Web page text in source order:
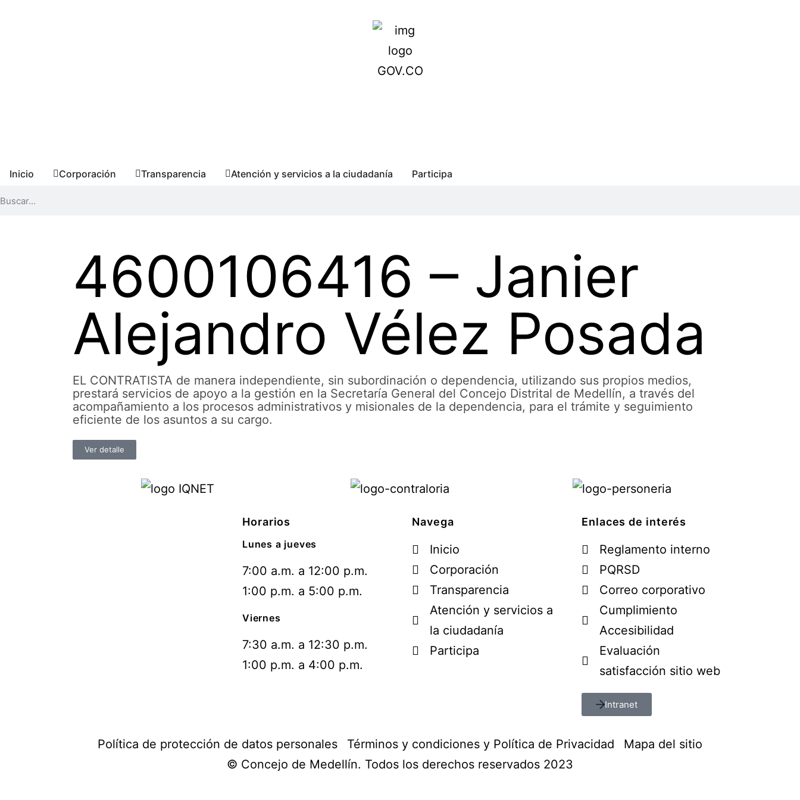
Inicio Corporación Transparencia Atención y servicios a la ciudadanía Participa
4600106416 – Janier
Alejandro Vélez Posada
EL CONTRATISTA de manera independiente, sin subordinación o dependencia, utilizando sus propios medios,
prestará servicios de apoyo a la gestión en la Secretaría General del Concejo Distrital de Medellín, a través del
acompañamiento a los procesos administrativos y misionales de la dependencia, para el trámite y seguimiento
eficiente de los asuntos a su cargo.
Ver detalle
Horarios
Lunes a jueves
7:00 a.m. a 12:00 p.m.
1:00 p.m. a 5:00 p.m.
Viernes
7:30 a.m. a 12:30 p.m.
1:00 p.m. a 4:00 p.m.
Navega
Inicio
Corporación
Transparencia
Atención y servicios a
la ciudadanía
Participa
Enlaces de interés
Reglamento interno
PQRSD
Correo corporativo
Cumplimiento
Accesibilidad
Evaluación
satisfacción sitio web
Intranet
Política de protección de datos personales Términos y condiciones y Política de Privacidad
Mapa del sitio
© Concejo de Medellín. Todos los derechos reservados 2023